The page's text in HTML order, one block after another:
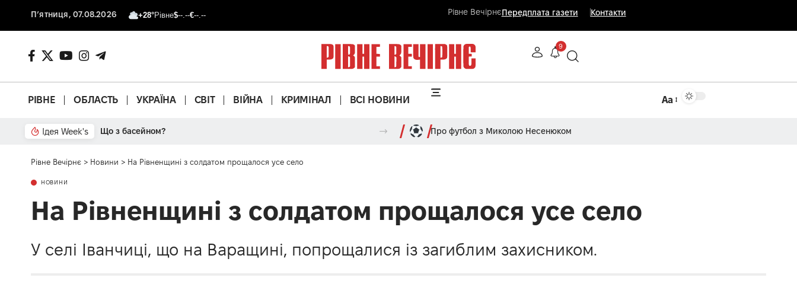
П’ятниця, 07.08.2026 +28°Рівне$--.--€--.-- Рівне ВечірнєПередплата газети Контакти
9
РІВНЕ ОБЛАСТЬ УКРАЇНА СВІТ ВІЙНА КРИМІНАЛ ВСІ НОВИНИ Аа
Ідея Week's Що з басейном? Про футбол з Миколою Несенюком
Рівне Вечірнє > Новини > На Рівненщині з солдатом прощалося усе село
НОВИНИ
На Рівненщині з солдатом прощалося усе село
У селі Іванчиці, що на Варащині, попрощалися із загиблим захисником.